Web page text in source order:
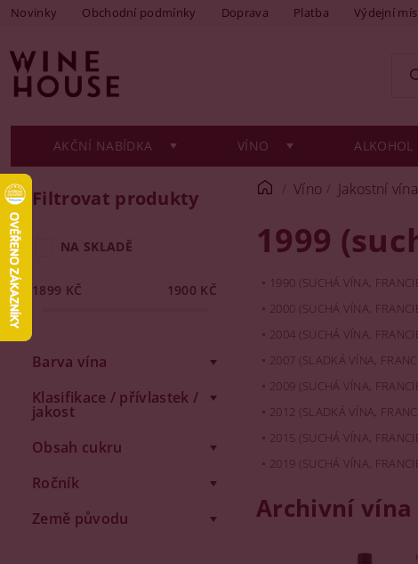
Novinky Obchodní podmínky Doprava Platba Výdejní
AKČNÍ NABÍDKA VÍNO ALKOHOL
Filtrovat produkty
NA SKLADĚ
1899 KČ 1900 KČ
Barva vína
Klasifikace / přívlastek /
jakost
Obsah cukru
Ročník
Země původu
Víno Jakostní vína
1999
1990 (SUCHÁ VÍNA,
2000 (SUCHÁ VÍNA,
2004 (SUCHÁ VÍNA,
2007 (SLADKÁ VÍNA,
2009 (SUCHÁ VÍNA,
2012 (SLADKÁ VÍNA,
2015 (SUCHÁ VÍNA,
2019 (SUCHÁ VÍNA,
Archivní vína